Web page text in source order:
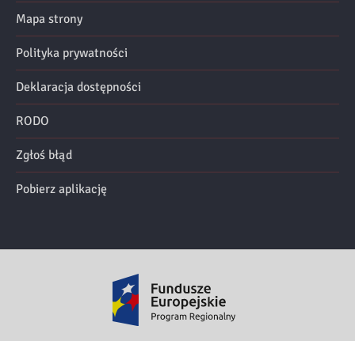
Mapa strony
Polityka prywatności
Deklaracja dostępności
RODO
Zgłoś błąd
Pobierz aplikację